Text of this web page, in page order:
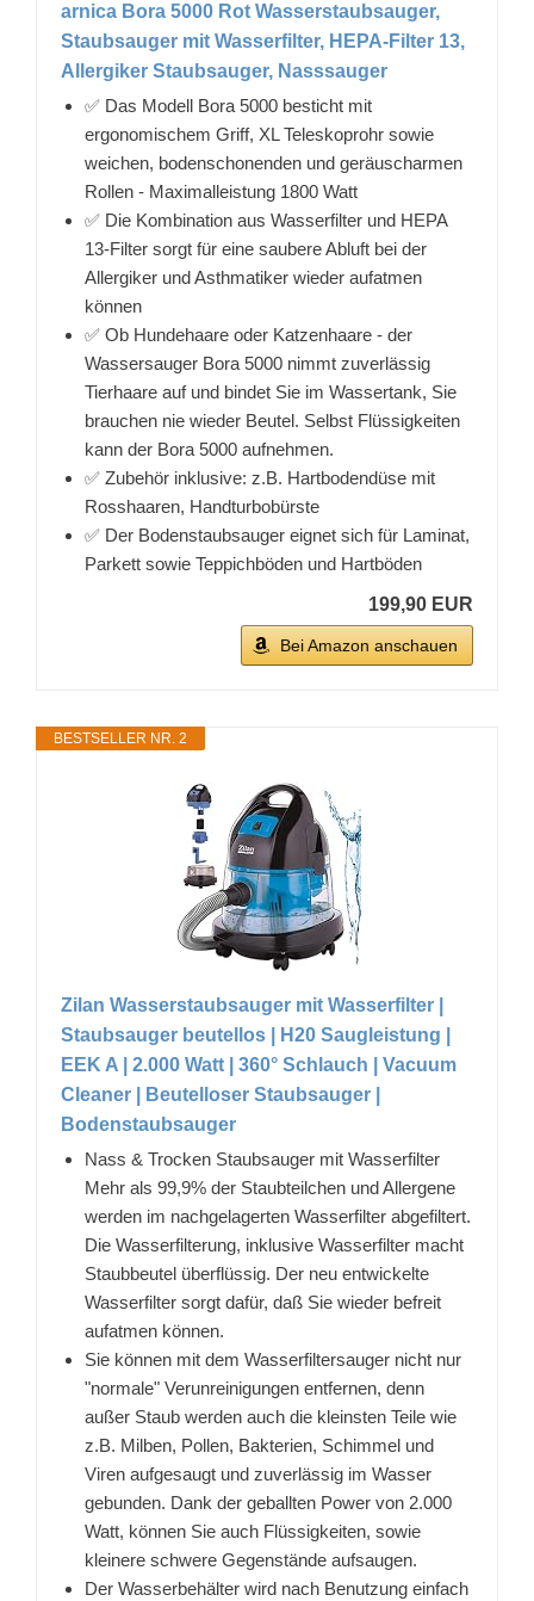
arnica Bora 5000 Rot Wasserstaubsauger,
Staubsauger mit Wasserfilter, HEPA-Filter 13,
Allergiker Staubsauger, Nasssauger
✅ Das Modell Bora 5000 besticht mit
ergonomischem Griff, XL Teleskoprohr sowie
weichen, bodenschonenden und geräuscharmen
Rollen - Maximalleistung 1800 Watt
✅ Die Kombination aus Wasserfilter und HEPA
13-Filter sorgt für eine saubere Abluft bei der
Allergiker und Asthmatiker wieder aufatmen
können
✅ Ob Hundehaare oder Katzenhaare - der
Wassersauger Bora 5000 nimmt zuverlässig
Tierhaare auf und bindet Sie im Wassertank, Sie
brauchen nie wieder Beutel. Selbst Flüssigkeiten
kann der Bora 5000 aufnehmen.
✅ Zubehör inklusive: z.B. Hartbodendüse mit
Rosshaaren, Handturbobürste
✅ Der Bodenstaubsauger eignet sich für Laminat,
Parkett sowie Teppichböden und Hartböden
199,90 EUR
Bei Amazon anschauen
BESTSELLER NR. 2
Zilan Wasserstaubsauger mit Wasserfilter |
Staubsauger beutellos | H20 Saugleistung |
EEK A | 2.000 Watt | 360° Schlauch | Vacuum
Cleaner | Beutelloser Staubsauger |
Bodenstaubsauger
Nass & Trocken Staubsauger mit Wasserfilter
Mehr als 99,9% der Staubteilchen und Allergene
werden im nachgelagerten Wasserfilter abgefiltert.
Die Wasserfilterung, inklusive Wasserfilter macht
Staubbeutel überflüssig. Der neu entwickelte
Wasserfilter sorgt dafür, daß Sie wieder befreit
aufatmen können.
Sie können mit dem Wasserfiltersauger nicht nur
"normale" Verunreinigungen entfernen, denn
außer Staub werden auch die kleinsten Teile wie
z.B. Milben, Pollen, Bakterien, Schimmel und
Viren aufgesaugt und zuverlässig im Wasser
gebunden. Dank der geballten Power von 2.000
Watt, können Sie auch Flüssigkeiten, sowie
kleinere schwere Gegenstände aufsaugen.
Der Wasserbehälter wird nach Benutzung einfach